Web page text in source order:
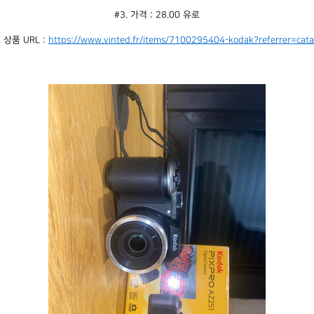
#3. 가격 : 28.00 유로
상품 URL : https://www.vinted.fr/items/7100295404-